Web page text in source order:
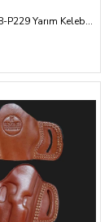
Sig Sauer P228-P229 Yarım Kelebek - Siyah Deri Kılıf Çeşitleri